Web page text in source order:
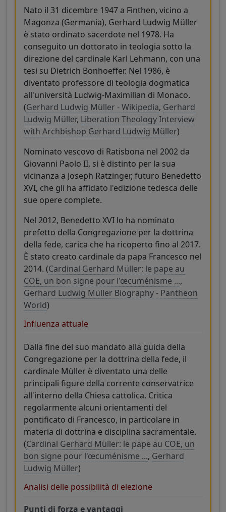
Nato il 31 dicembre 1947 a Finthen, vicino a
Magonza (Germania), Gerhard Ludwig Müller
è stato ordinato sacerdote nel 1978. Ha
conseguito un dottorato in teologia sotto la
direzione del cardinale Karl Lehmann, con una
tesi su Dietrich Bonhoeffer. Nel 1986, è
diventato professore di teologia dogmatica
all'università Ludwig-Maximilian di Monaco.
(Gerhard Ludwig Müller - Wikipedia, Gerhard
Ludwig Müller, Liberation Theology Interview
with Archbishop Gerhard Ludwig Müller)
Nominato vescovo di Ratisbona nel 2002 da
Giovanni Paolo II, si è distinto per la sua
vicinanza a Joseph Ratzinger, futuro Benedetto
XVI, che gli ha affidato l'edizione tedesca delle
sue opere complete.
Nel 2012, Benedetto XVI lo ha nominato
prefetto della Congregazione per la dottrina
della fede, carica che ha ricoperto fino al 2017.
È stato creato cardinale da papa Francesco nel
2014. (Cardinal Gerhard Müller: le pape au
COE, un bon signe pour l'œcuménisme ...,
Gerhard Ludwig Müller Biography - Pantheon
World)
Influenza attuale
Dalla fine del suo mandato alla guida della
Congregazione per la dottrina della fede, il
cardinale Müller è diventato una delle
principali figure della corrente conservatrice
all'interno della Chiesa cattolica. Critica
regolarmente alcuni orientamenti del
pontificato di Francesco, in particolare in
materia di dottrina e disciplina sacramentale.
(Cardinal Gerhard Müller: le pape au COE, un
bon signe pour l'œcuménisme ..., Gerhard
Ludwig Müller)
Analisi delle possibilità di elezione
Punti di forza e vantaggi